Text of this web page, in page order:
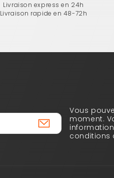
Livraison express en 24h
Livraison rapide en 48-72h
Vous
moment.
conditions